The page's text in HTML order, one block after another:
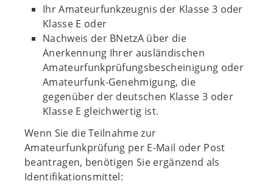
Ihr Amateurfunkzeugnis der Klasse 3 oder
Klasse E oder
Nachweis der BNetzA über die
Anerkennung Ihrer ausländischen
Amateurfunkprüfungsbescheinigung oder
Amateurfunk-Genehmigung, die
gegenüber der deutschen Klasse 3 oder
Klasse E gleichwertig ist.
Wenn Sie die Teilnahme zur
Amateurfunkprüfung per E-Mail oder Post
beantragen, benötigen Sie ergänzend als
Identifikationsmittel: